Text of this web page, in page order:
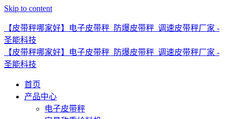
Skip to content
【皮带秤哪家好】电子皮带秤_防爆皮带秤_调速皮带秤厂家 -
圣能科技
【皮带秤哪家好】电子皮带秤_防爆皮带秤_调速皮带秤厂家 -
圣能科技
首页
产品中心
电子皮带秤